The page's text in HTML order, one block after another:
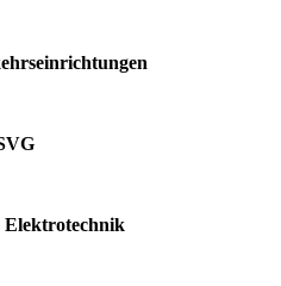
Elektrotechnik